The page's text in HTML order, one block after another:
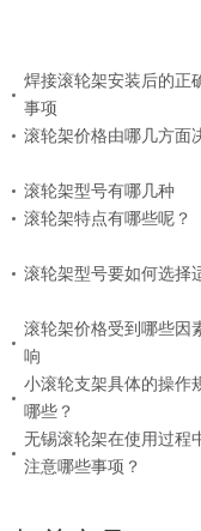
焊接滚轮架安装后的正
事项
滚轮架价格由哪几方面
滚轮架型号有哪几种
滚轮架特点有哪些呢？
滚轮架型号要如何选择
滚轮架价格受到哪些因
响
小滚轮支架具体的操作
哪些？
无锡滚轮架在使用过程
注意哪些事项？